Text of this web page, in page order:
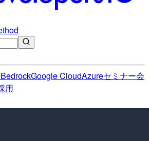
BedrockGoogle CloudAzureセミナー会
用